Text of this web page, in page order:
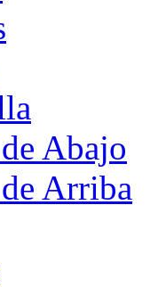
Abajo
Arriba